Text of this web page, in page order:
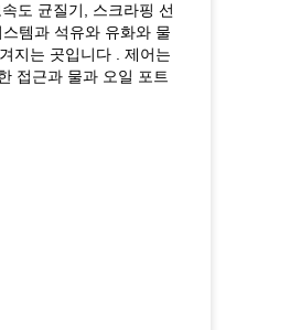
도 균질기, 스크라핑 선
템과 석유와 유화와 물
지는 곳입니다 . 제어는
접근과 물과 오일 포트